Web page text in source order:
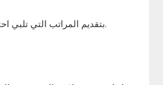
تلتزم شركة Fansace بتقديم المراتب التي تلبي احتياجات وتفضيلات النوم الفردية. إن التزامهم بالتخصيص يجعلهم متميزين في صناعة المراتب.